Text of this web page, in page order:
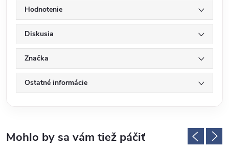
Hodnotenie
Diskusia
Značka
Ostatné informácie